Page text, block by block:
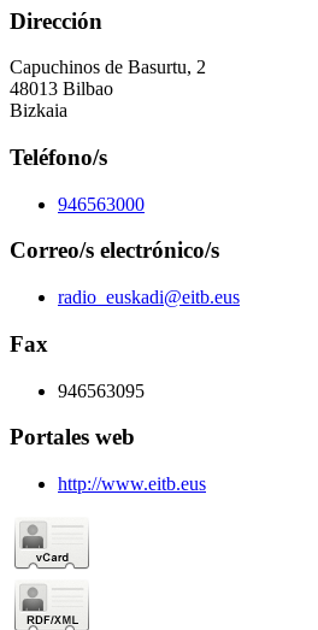
Dirección
Capuchinos de Basurtu, 2
48013 Bilbao
Bizkaia
Teléfono/s
946563000
Correo/s electrónico/s
radio_euskadi@eitb.eus
Fax
946563095
Portales web
http://www.eitb.eus